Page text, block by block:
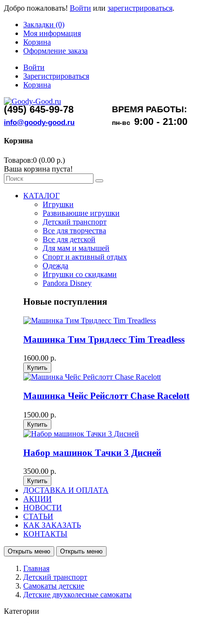
Добро пожаловать! Войти или зарегистрироваться.
Закладки (0)
Моя информация
Корзина
Оформление заказа
Войти
Зарегистрироваться
Корзина
(495) 645-99-78 ВРЕМЯ РАБОТЫ:
info@goody-good.ru пн-вс 9:00 - 21:00
Корзина
Товаров:0 (0.00 р.)
Ваша корзина пуста!
КАТАЛОГ
Игрушки
Развивающие игрушки
Детский транспорт
Все для творчества
Все для детской
Для мам и малышей
Спорт и активный отдых
Одежда
Игрушки со скидками
Pandora Disney
Новые поступления
Машинка Тим Тридлесс Tim Treadless
1600.00 р.
Машинка Чейс Рейслотт Chase Racelott
1500.00 р.
Набор машинок Тачки 3 Дисней
3500.00 р.
ДОСТАВКА И ОПЛАТА
АКЦИИ
НОВОСТИ
СТАТЬИ
КАК ЗАКАЗАТЬ
КОНТАКТЫ
Открыть меню Открыть меню
Главная
Детский транспорт
Самокаты детские
Детские двухколесные самокаты
Категории